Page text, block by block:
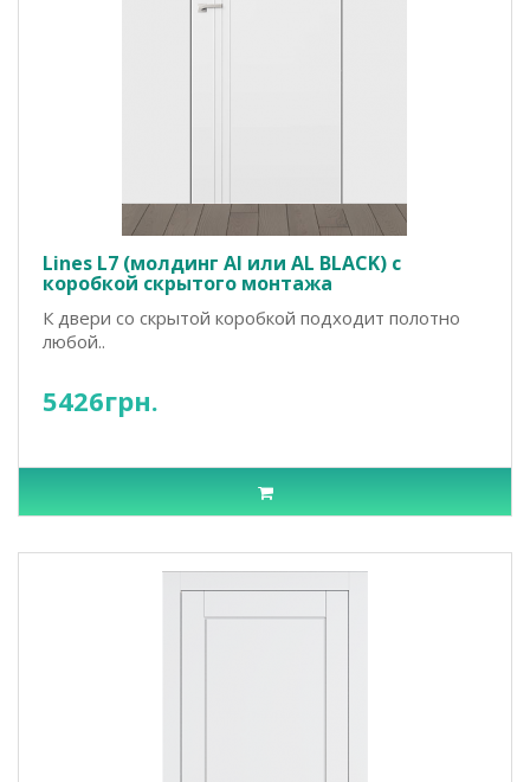
Lines L7 (молдинг Al или AL BLACK) с
коробкой скрытого монтажа
К двери со скрытой коробкой подходит полотно
любой..
5426грн.